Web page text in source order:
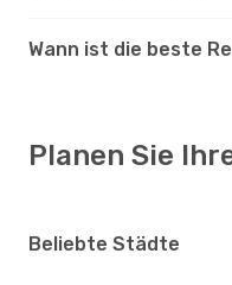
Wann ist die beste
Planen Sie
Beliebte Städte